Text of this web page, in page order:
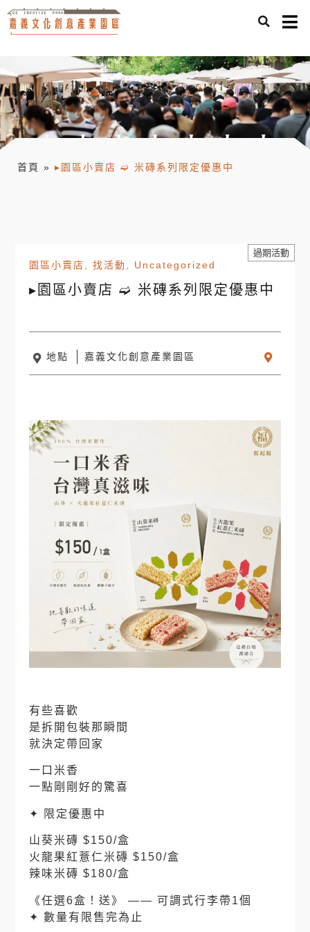
首頁 » ▸園區小賣店 ➫ 米磚系列限定優惠中
園區小賣店,找活動, Uncategorized
▸園區小賣店 ➫ 米磚系列限定優惠中
過期活動
地點 嘉義文化創意產業園區
有些喜歡
是拆開包裝那瞬間
就決定帶回家
一口米香
一點剛剛好的驚喜
✦ 限定優惠中
山葵米磚 $150/盒
火龍果紅薏仁米磚 $150/盒
辣味米磚 $180/盒
《任選6盒！送》 —— 可調式行李帶1個
✦ 數量有限售完為止